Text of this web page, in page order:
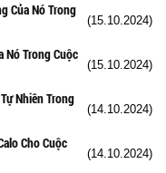
Của Nó Trong
(15.10.2024)
Nó Trong Cuộc
(15.10.2024)
Nhiên Trong
(14.10.2024)
Cho Cuộc
(14.10.2024)